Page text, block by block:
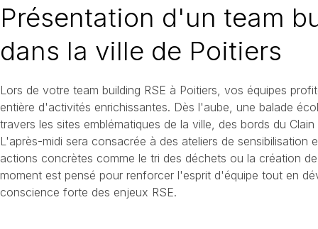
Présentation d'un team
dans la ville de Poitiers
Lors de votre team building RSE à Poitiers, vos équipes
entière d'activités enrichissantes. Dès l'aube, une balade
travers les sites emblématiques de la ville, des bords du
L'après-midi sera consacrée à des ateliers de sensibilisation
actions concrètes comme le tri des déchets ou la création
moment est pensé pour renforcer l'esprit d'équipe tout en
conscience forte des enjeux RSE.